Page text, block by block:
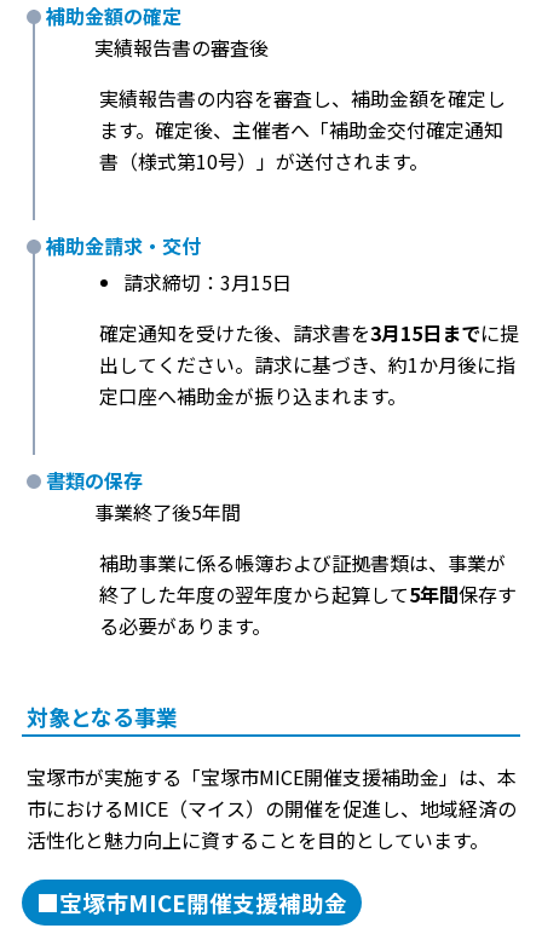
補助金額の確定
実績報告書の審査後
実績報告書の内容を審査し、補助金額を確定し
ます。確定後、主催者へ「補助金交付確定通知
書（様式第10号）」が送付されます。
補助金請求・交付
請求締切：3月15日
確定通知を受けた後、請求書を3月15日までに提
出してください。請求に基づき、約1か月後に指
定口座へ補助金が振り込まれます。
書類の保存
事業終了後5年間
補助事業に係る帳簿および証拠書類は、事業が
終了した年度の翌年度から起算して5年間保存す
る必要があります。
対象となる事業
宝塚市が実施する「宝塚市MICE開催支援補助金」は、本
市におけるMICE（マイス）の開催を促進し、地域経済の
活性化と魅力向上に資することを目的としています。
■宝塚市MICE開催支援補助金